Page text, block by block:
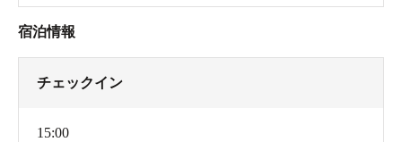
宿泊情報
チェックイン
15:00